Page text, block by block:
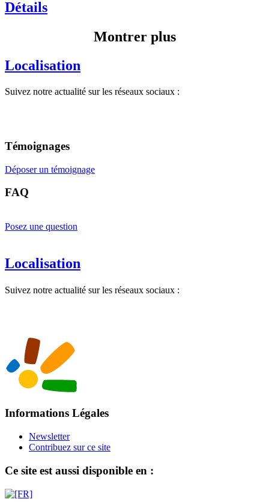
Détails
Montrer plus
Localisation
Suivez notre actualité sur les réseaux sociaux :
Témoignages
Déposer un témoignage
FAQ
Posez une question
Localisation
Suivez notre actualité sur les réseaux sociaux :
Informations Légales
Newsletter
Contribuez sur ce site
Ce site est aussi disponible en :